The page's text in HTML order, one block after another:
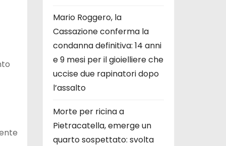
Mario Roggero, la
Cassazione conferma la
condanna definitiva: 14 anni
e 9 mesi per il gioielliere che
uccise due rapinatori dopo
l’assalto
Morte per ricina a
Pietracatella, emerge un
quarto sospettato: svolta